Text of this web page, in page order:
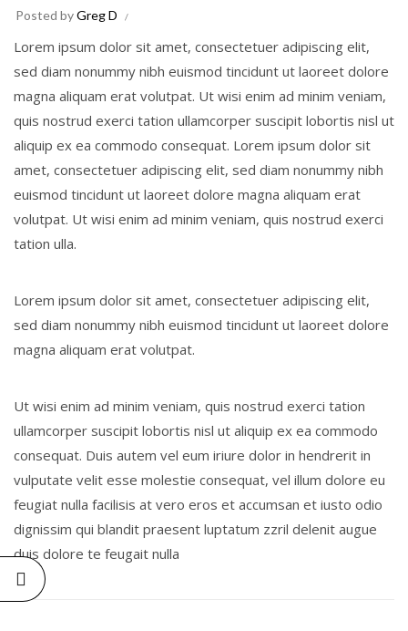
Posted byGreg D
Lorem ipsum dolor sit amet, consectetuer adipiscing elit,
sed diam nonummy nibh euismod tincidunt ut laoreet dolore
magna aliquam erat volutpat. Ut wisi enim ad minim veniam,
quis nostrud exerci tation ullamcorper suscipit lobortis nisl ut
aliquip ex ea commodo consequat. Lorem ipsum dolor sit
amet, consectetuer adipiscing elit, sed diam nonummy nibh
euismod tincidunt ut laoreet dolore magna aliquam erat
volutpat. Ut wisi enim ad minim veniam, quis nostrud exerci
tation ulla.
Lorem ipsum dolor sit amet, consectetuer adipiscing elit,
sed diam nonummy nibh euismod tincidunt ut laoreet dolore
magna aliquam erat volutpat.
Ut wisi enim ad minim veniam, quis nostrud exerci tation
ullamcorper suscipit lobortis nisl ut aliquip ex ea commodo
consequat. Duis autem vel eum iriure dolor in hendrerit in
vulputate velit esse molestie consequat, vel illum dolore eu
feugiat nulla facilisis at vero eros et accumsan et iusto odio
dignissim qui blandit praesent luptatum zzril delenit augue
duis dolore te feugait nulla